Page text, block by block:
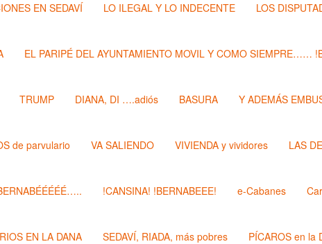
EN SEDAVÍ LO ILEGAL Y LO INDECENTE LOS
EL PARIPÉ DEL AYUNTAMIENTO MOVIL Y COMO SIEMPRE……
TRUMP DIANA, DI ….adiós BASURA Y ADEMÁS
de parvulario VA SALIENDO VIVIENDA y vividores LAS
!CANSINA! !BERNABEEE! e-Cabanes
EN LA DANA SEDAVÍ, RIADA, más pobres PÍCAROS en la